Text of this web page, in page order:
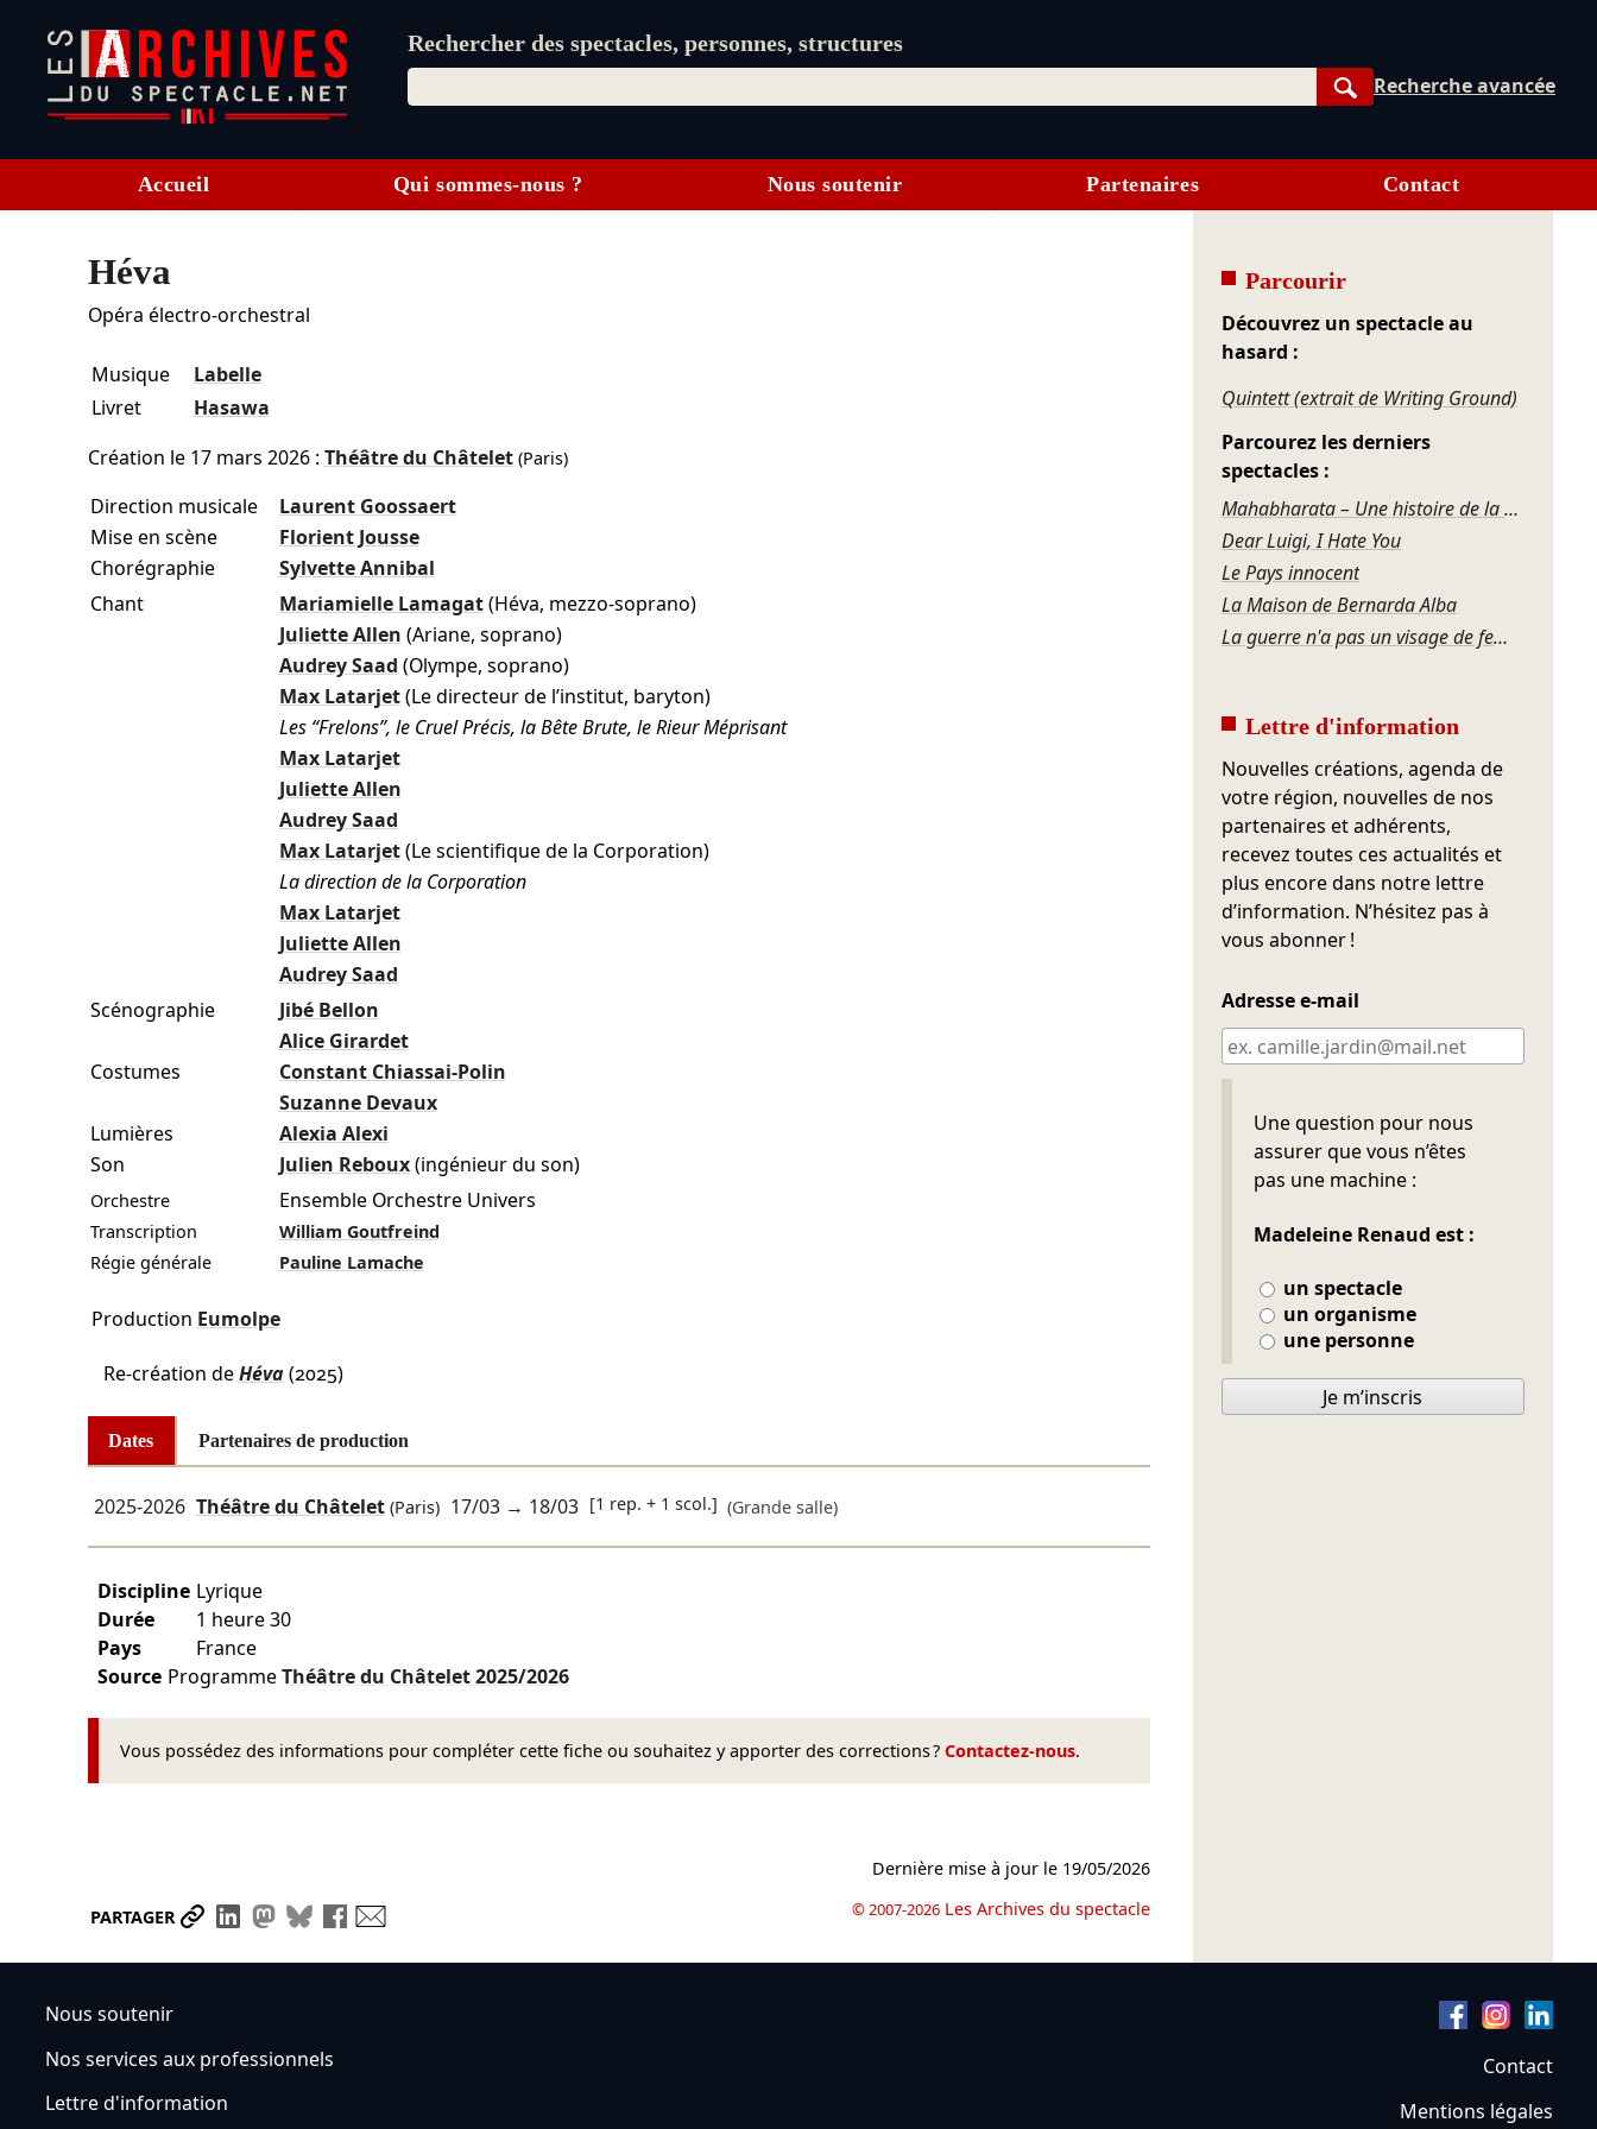
Rechercher des spectacles, personnes, structures
Rechercher
Recherche avancée
Accueil Qui sommes-nous ? Nous soutenir Partenaires Contact
Héva
Opéra électro-orchestral
Musique
Labelle
Livret
Hasawa
Création le 17 mars 2026: Théâtre du Châtelet(Paris)
Direction musicale
Laurent Goossaert
Mise en scène
Florient Jousse
Chorégraphie
Sylvette Annibal
Chant
Mariamielle Lamagat (Héva, mezzo-soprano)
Juliette Allen (Ariane, soprano)
Audrey Saad (Olympe, soprano)
Max Latarjet (Le directeur de l’institut, baryton)
Les “Frelons”, le Cruel Précis, la Bête Brute, le Rieur Méprisant
Max Latarjet
Juliette Allen
Audrey Saad
Max Latarjet (Le scientifique de la Corporation)
La direction de la Corporation
Max Latarjet
Juliette Allen
Audrey Saad
Scénographie
Jibé Bellon
Alice Girardet
Costumes
Constant Chiassai-Polin
Suzanne Devaux
Lumières
Alexia Alexi
Son
Julien Reboux (ingénieur du son)
Orchestre Ensemble Orchestre Univers
Transcription
William Goutfreind
Régie générale
Pauline Lamache
Production Eumolpe
Re-création deHéva(2025)
Dates Partenaires de production
2025-2026 Théâtre du Châtelet(Paris) 17/03→ 18/03 [1 rep. + 1 scol.] (Grande salle)
Discipline Lyrique
Durée
1 heure 30
Pays
France
Source ProgrammeThéâtre du Châtelet2025/2026
Vous possédez des informations pour compléter cette fiche ou souhaitez y apporter des corrections ? Contactez-nous.
PARTAGER Partager le lien
Partager sur LinkedIn
Partager sur Mastodon
Partager sur Bluesky
Partager sur Facebook
Dernière mise à jour le 19/05/2026
© 2007-2026 Les Archives du spectacle
Parcourir
Découvrez un spectacle au
hasard :
Quintett (extrait de Writing Ground)
Parcourez les derniers
spectacles :
Mahabharata – Une histoire de la violence
Dear Luigi, I Hate You
Le Pays innocent
La Maison de Bernarda Alba
La guerre n'a pas un visage de femme
Lettre d'information
Nouvelles créations, agenda de
votre région, nouvelles de nos
partenaires et adhérents,
recevez toutes ces actualités et
plus encore dans notre lettre
d’information. N’hésitez pas à
vous abonner !
Adresse e-mail
Une question pour nous
assurer que vous n’êtes
pas une machine :
Madeleine Renaud est :
un spectacle
un organisme
une personne
Ne pas remplir
Je m’inscris
Nous soutenir
Nos services aux professionnels
Lettre d'information
Contact
Mentions légales